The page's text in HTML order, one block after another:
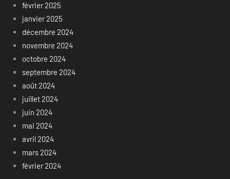
février 2025
janvier 2025
décembre 2024
novembre 2024
octobre 2024
septembre 2024
août 2024
juillet 2024
juin 2024
mai 2024
avril 2024
mars 2024
février 2024